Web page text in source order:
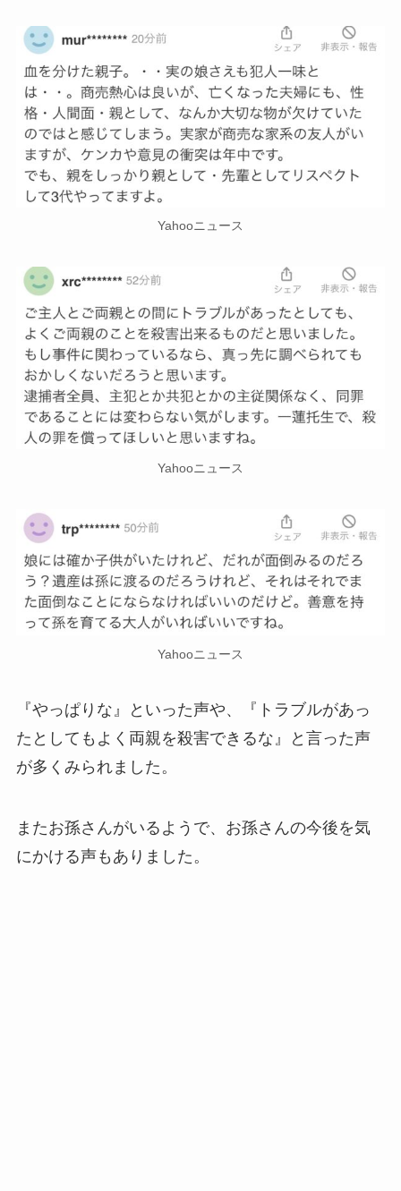
Yahooニュース
Yahooニュース
Yahooニュース
『やっぱりな』といった声や、『トラブルがあっ
たとしてもよく両親を殺害できるな』と言った声
が多くみられました。
またお孫さんがいるようで、お孫さんの今後を気
にかける声もありました。